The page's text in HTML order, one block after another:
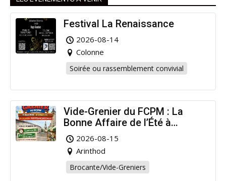
Festival La Renaissance
2026-08-14
Colonne
Soirée ou rassemblement convivial
Vide-Grenier du FCPM : La
Bonne Affaire de l’Été à
Arinthod !
2026-08-15
Arinthod
Brocante/Vide-Greniers